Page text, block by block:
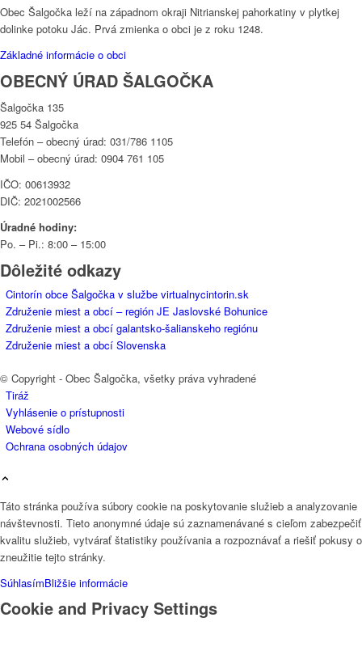
Obec Šalgočka leží na západnom okraji Nitrianskej pahorkatiny v plytkej
dolinke potoku Jác. Prvá zmienka o obci je z roku 1248.
Základné informácie o obci
OBECNÝ ÚRAD ŠALGOČKA
Šalgočka 135
925 54 Šalgočka
Telefón – obecný úrad: 031/786 1105
Mobil – obecný úrad: 0904 761 105
IČO: 00613932
DIČ: 2021002566
Úradné hodiny:
Po. – Pi.: 8:00 – 15:00
Dôležité odkazy
Cintorín obce Šalgočka v službe virtualnycintorin.sk
Združenie miest a obcí – región JE Jaslovské Bohunice
Združenie miest a obcí galantsko-šalianskeho regiónu
Združenie miest a obcí Slovenska
© Copyright - Obec Šalgočka, všetky práva vyhradené
Tiráž
Vyhlásenie o prístupnosti
Webové sídlo
Ochrana osobných údajov
Táto stránka používa súbory cookie na poskytovanie služieb a analyzovanie
návštevnosti. Tieto anonymné údaje sú zaznamenávané s cieľom zabezpečiť
kvalitu služieb, vytvárať štatistiky používania a rozpoznávať a riešiť pokusy o
zneužitie tejto stránky.
SúhlasímBližšie informácie
Cookie and Privacy Settings